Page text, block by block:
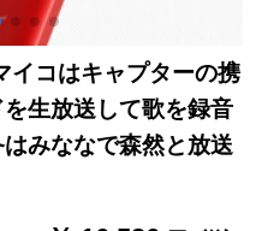
イコはキャプターの携
生放送して歌を録音
みななで森然と放送